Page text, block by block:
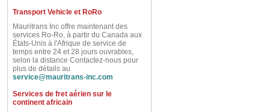
Transport Vehicle et RoRo
Mauritrans Inc offre maintenant des
services Ro-Ro, à partir du Canada aux
États-Unis à l'Afrique de service de
temps entre 24 et 28 jours ouvrables,
selon la distance Contactez-nous pour
plus de détails au
service@mauritrans-inc.com
Services de fret aérien sur le
continent africain